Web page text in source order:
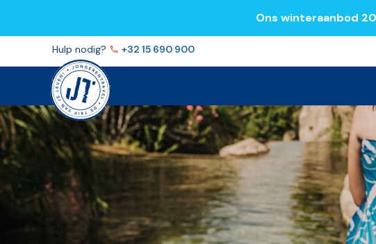
Ons winteraanbod
Hulp nodig? +32 15 690 900